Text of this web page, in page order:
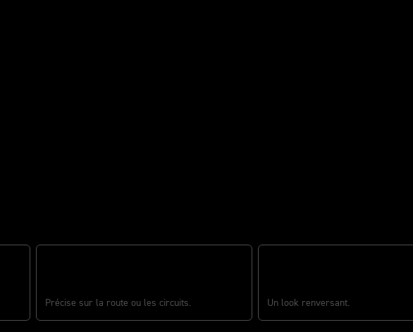
Précise sur la route ou les circuits.
Un look renversant.